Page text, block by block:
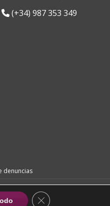
(+34) 987 353 349
denuncias
CERRAR EL